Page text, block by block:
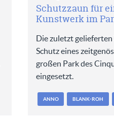
Schutzzaun für
Kunstwerk im
Die zuletzt
Schutz eines
großen Park des
eingesetzt.
ANNO BLANK-ROH